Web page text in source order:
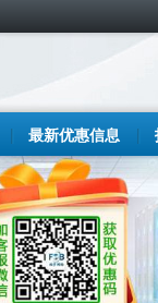
最新优惠信息